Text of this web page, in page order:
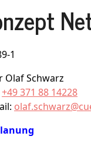
1
Olaf Schwarz
+49 371 88 14228